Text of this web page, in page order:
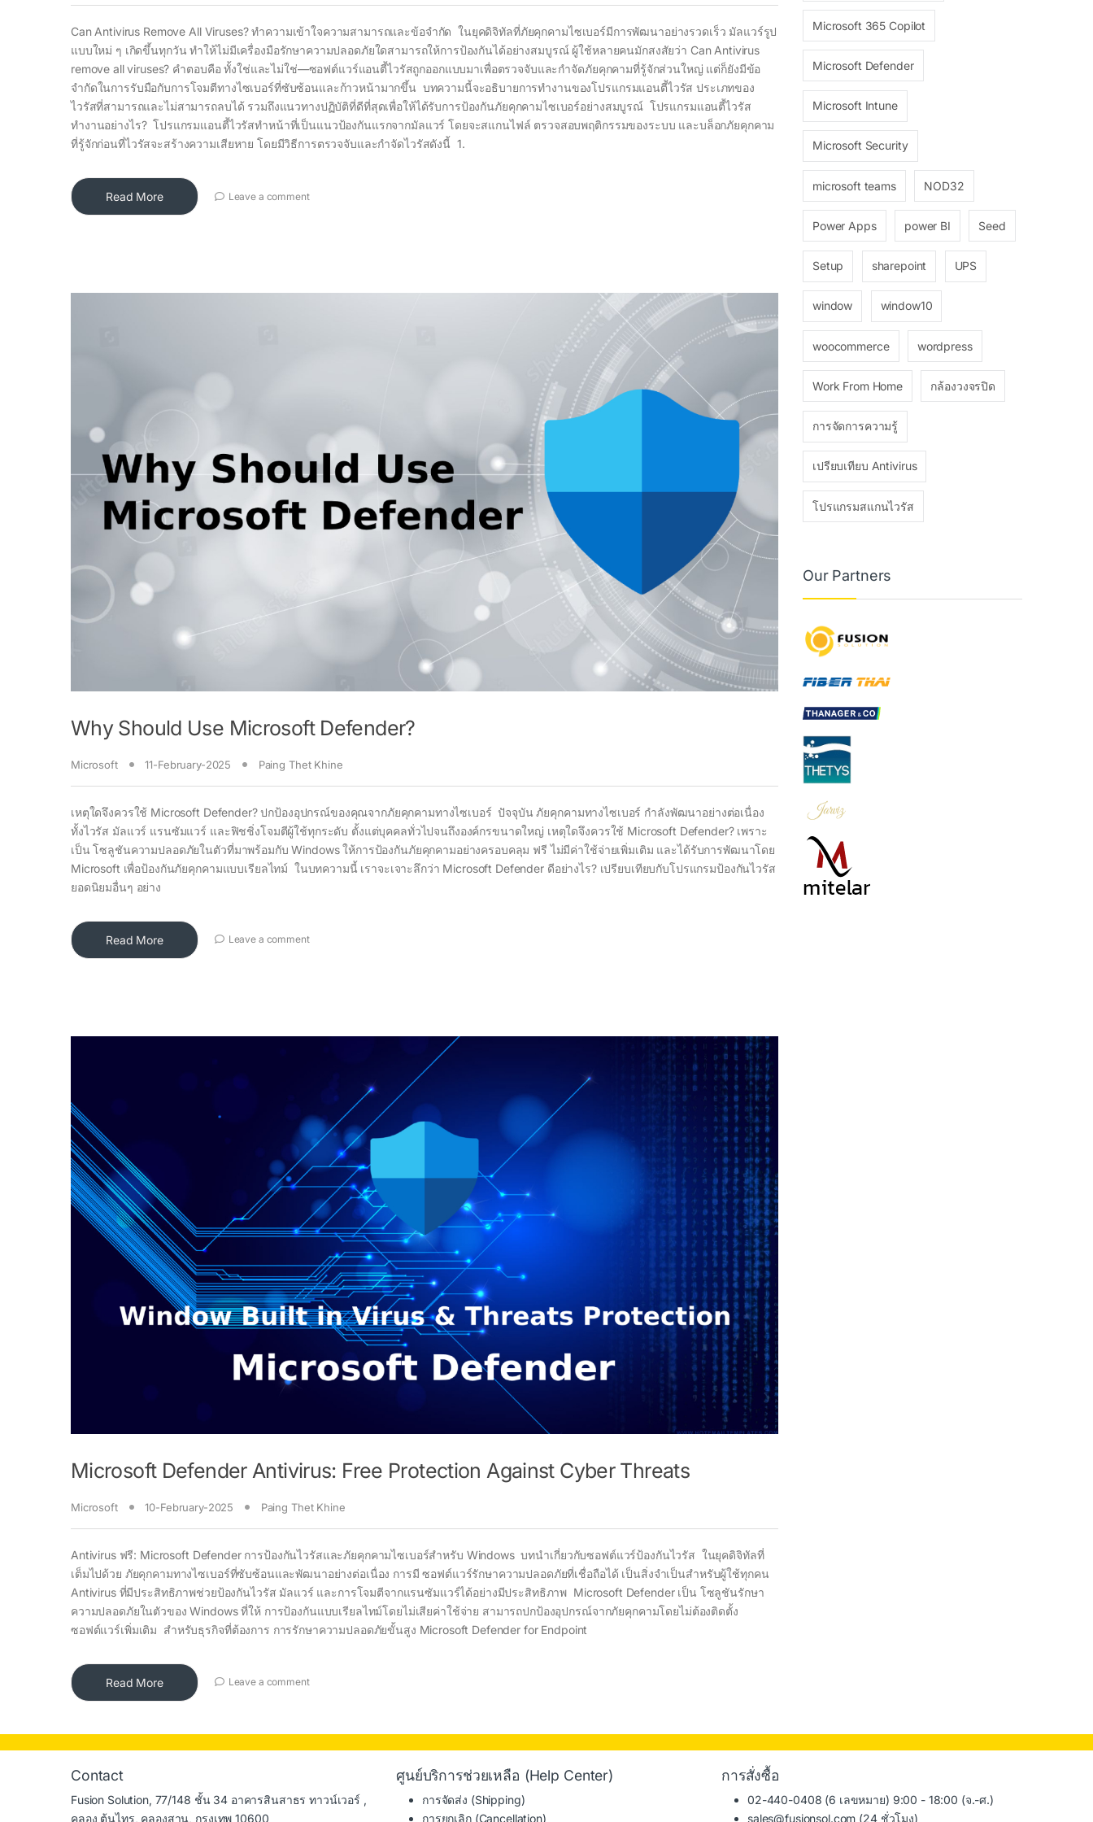
Can Antivirus Remove All Viruses? ทำความเข้าใจความสามารถและข้อจำกัด ในยุคดิจิทัลที่ภัยคุกคามไซเบอร์มีการพัฒนาอย่างรวดเร็ว มัลแวร์รูป
แบบใหม่ ๆ เกิดขึ้นทุกวัน ทำให้ไม่มีเครื่องมือรักษาความปลอดภัยใดสามารถให้การป้องกันได้อย่างสมบูรณ์ ผู้ใช้หลายคนมักสงสัยว่า Can Antivirus
remove all viruses? คำตอบคือ ทั้งใช่และไม่ใช่—ซอฟต์แวร์แอนตี้ไวรัสถูกออกแบบมาเพื่อตรวจจับและกำจัดภัยคุกคามที่รู้จักส่วนใหญ่ แต่ก็ยังมีข้อ
จำกัดในการรับมือกับการโจมตีทางไซเบอร์ที่ซับซ้อนและก้าวหน้ามากขึ้น บทความนี้จะอธิบายการทำงานของโปรแกรมแอนตี้ไวรัส ประเภทของ
ไวรัสที่สามารถและไม่สามารถลบได้ รวมถึงแนวทางปฏิบัติที่ดีที่สุดเพื่อให้ได้รับการป้องกันภัยคุกคามไซเบอร์อย่างสมบูรณ์ โปรแกรมแอนตี้ไวรัส
ทำงานอย่างไร? โปรแกรมแอนตี้ไวรัสทำหน้าที่เป็นแนวป้องกันแรกจากมัลแวร์ โดยจะสแกนไฟล์ ตรวจสอบพฤติกรรมของระบบ และบล็อกภัยคุกคาม
ที่รู้จักก่อนที่ไวรัสจะสร้างความเสียหาย โดยมีวิธีการตรวจจับและกำจัดไวรัสดังนี้ 1.
Read More Leave a comment
Why Should Use Microsoft Defender?
Microsoft 11-February-2025 Paing Thet Khine
เหตุใดจึงควรใช้ Microsoft Defender? ปกป้องอุปกรณ์ของคุณจากภัยคุกคามทางไซเบอร์ ปัจจุบัน ภัยคุกคามทางไซเบอร์ กำลังพัฒนาอย่างต่อเนื่อง
ทั้งไวรัส มัลแวร์ แรนซัมแวร์ และฟิชชิ่งโจมตีผู้ใช้ทุกระดับ ตั้งแต่บุคคลทั่วไปจนถึงองค์กรขนาดใหญ่ เหตุใดจึงควรใช้ Microsoft Defender? เพราะ
เป็น โซลูชันความปลอดภัยในตัวที่มาพร้อมกับ Windows ให้การป้องกันภัยคุกคามอย่างครอบคลุม ฟรี ไม่มีค่าใช้จ่ายเพิ่มเติม และได้รับการพัฒนาโดย
Microsoft เพื่อป้องกันภัยคุกคามแบบเรียลไทม์ ในบทความนี้ เราจะเจาะลึกว่า Microsoft Defender ดีอย่างไร? เปรียบเทียบกับโปรแกรมป้องกันไวรัส
ยอดนิยมอื่นๆ อย่าง
Read More Leave a comment
Microsoft Defender Antivirus: Free Protection Against Cyber Threats
Microsoft 10-February-2025 Paing Thet Khine
Antivirus ฟรี: Microsoft Defender การป้องกันไวรัสและภัยคุกคามไซเบอร์สำหรับ Windows บทนำเกี่ยวกับซอฟต์แวร์ป้องกันไวรัส ในยุคดิจิทัลที่
เต็มไปด้วย ภัยคุกคามทางไซเบอร์ที่ซับซ้อนและพัฒนาอย่างต่อเนื่อง การมี ซอฟต์แวร์รักษาความปลอดภัยที่เชื่อถือได้ เป็นสิ่งจำเป็นสำหรับผู้ใช้ทุกคน
Antivirus ที่มีประสิทธิภาพช่วยป้องกันไวรัส มัลแวร์ และการโจมตีจากแรนซัมแวร์ได้อย่างมีประสิทธิภาพ Microsoft Defender เป็น โซลูชันรักษา
ความปลอดภัยในตัวของ Windows ที่ให้ การป้องกันแบบเรียลไทม์โดยไม่เสียค่าใช้จ่าย สามารถปกป้องอุปกรณ์จากภัยคุกคามโดยไม่ต้องติดตั้ง
ซอฟต์แวร์เพิ่มเติม สำหรับธุรกิจที่ต้องการ การรักษาความปลอดภัยขั้นสูง Microsoft Defender for Endpoint
Read More Leave a comment
Microsoft 365 Copilot
Microsoft Defender
Microsoft Intune
Microsoft Security
microsoft teams NOD32
Power Apps power BI Seed
Setup sharepoint UPS
window window10
woocommerce wordpress
Work From Home กล้องวงจรปิด
การจัดการความรู้
เปรียบเทียบ Antivirus
โปรแกรมสแกนไวรัส
Our Partners
Contact
Fusion Solution, 77/148 ชั้น 34 อาคารสินสาธร ทาวน์เวอร์ ,
คลอง ต้นไทร, คลองสาน, กรุงเทพ 10600
ศูนย์บริการช่วยเหลือ (Help Center)
การจัดส่ง (Shipping)
การยกเลิก (Cancellation)
การสั่งซื้อ
02-440-0408 (6 เลขหมาย) 9:00 - 18:00 (จ.-ศ.)
sales@fusionsol.com (24 ชั่วโมง)